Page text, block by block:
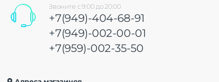
Звоните с 9:00 до 20:00
+7(949)-404-68-91
+7(949)-002-00-01
+7(959)-002-35-50